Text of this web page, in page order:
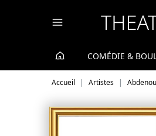
COMÉDIE &
Accueil Artistes